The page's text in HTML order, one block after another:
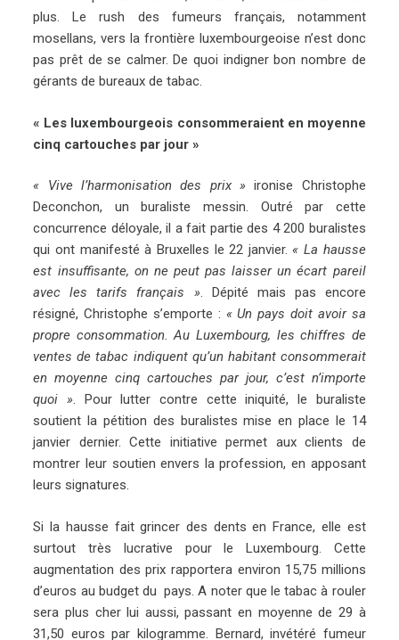
plus. Le rush des fumeurs français, notamment
mosellans, vers la frontière luxembourgeoise n’est donc
pas prêt de se calmer. De quoi indigner bon nombre de
gérants de bureaux de tabac.
« Les luxembourgeois consommeraient en moyenne
cinq cartouches par jour »
« Vive l’harmonisation des prix » ironise Christophe
Deconchon, un buraliste messin. Outré par cette
concurrence déloyale, il a fait partie des 4 200 buralistes
qui ont manifesté à Bruxelles le 22 janvier. « La hausse
est insuffisante, on ne peut pas laisser un écart pareil
avec les tarifs français ». Dépité mais pas encore
résigné, Christophe s’emporte : « Un pays doit avoir sa
propre consommation. Au Luxembourg, les chiffres de
ventes de tabac indiquent qu’un habitant consommerait
en moyenne cinq cartouches par jour, c’est n’importe
quoi ». Pour lutter contre cette iniquité, le buraliste
soutient la pétition des buralistes mise en place le 14
janvier dernier. Cette initiative permet aux clients de
montrer leur soutien envers la profession, en apposant
leurs signatures.
Si la hausse fait grincer des dents en France, elle est
surtout très lucrative pour le Luxembourg. Cette
augmentation des prix rapportera environ 15,75 millions
d’euros au budget du pays. A noter que le tabac à rouler
sera plus cher lui aussi, passant en moyenne de 29 à
31,50 euros par kilogramme. Bernard, invétéré fumeur